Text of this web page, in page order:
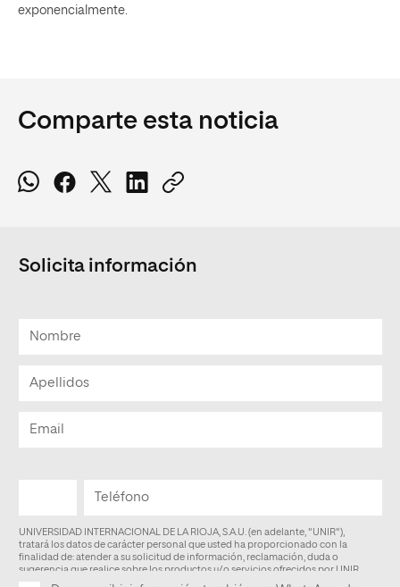
exponencialmente.
Comparte esta noticia
Solicita información